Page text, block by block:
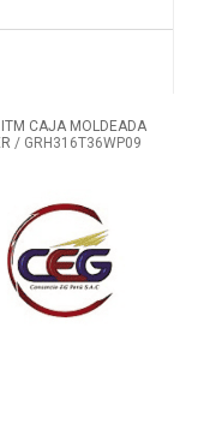
ITM CAJA MOLDEADA
/ GRH316T36WP09